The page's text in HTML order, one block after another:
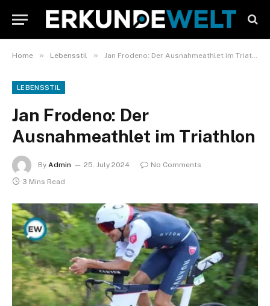
Home » Lebensstil » Jan Frodeno: Der Ausnahmeathlet im Triathlon
LEBENSSTIL
Jan Frodeno: Der
Ausnahmeathlet im Triathlon
By Admin 25. July 2024
No Comments
3 Mins Read